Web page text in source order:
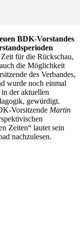
BDK-Vorstandes
für die Rückschau,
die Möglichkeit
des Verbandes,
wurde noch einmal
in der aktuellen
gewürdigt.
Vorsitzende Martin
Zeiten“ lautet sein
nachzulesen.